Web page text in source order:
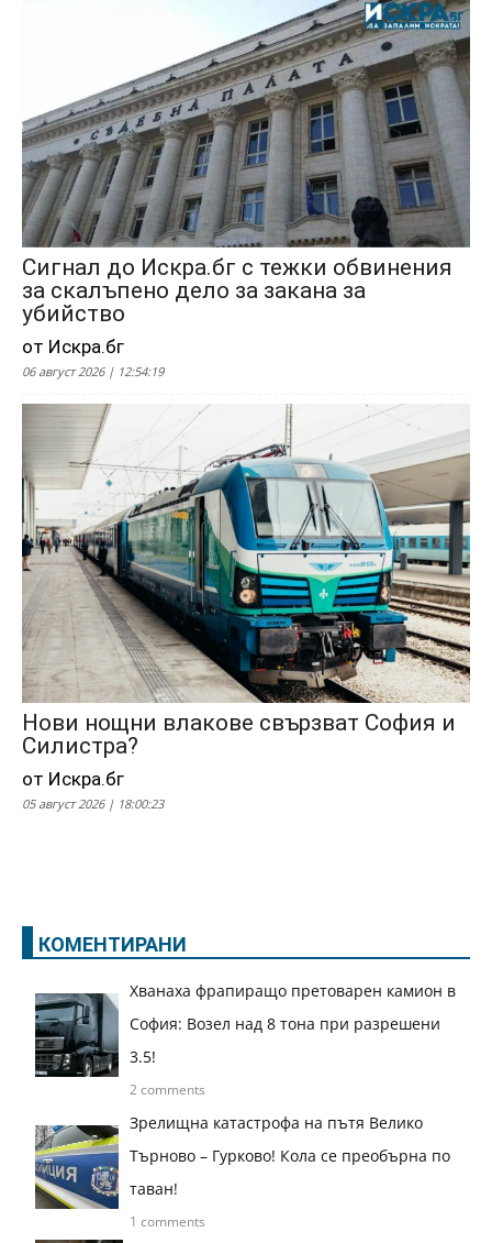
Сигнал до Искра.бг с тежки обвинения
за скалъпено дело за закана за
убийство
от Искра.бг
06 август 2026 | 12:54:19
Нови нощни влакове свързват София и
Силистра?
от Искра.бг
05 август 2026 | 18:00:23
КОМЕНТИРАНИ
Хванаха фрапиращо претоварен камион в
София: Возел над 8 тона при разрешени
3.5!
2 comments
Зрелищна катастрофа на пътя Велико
Търново – Гурково! Кола се преобърна по
таван!
1 comments